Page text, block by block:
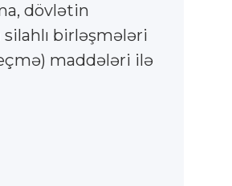
dövlətin
birləşmələri
maddələri ilə